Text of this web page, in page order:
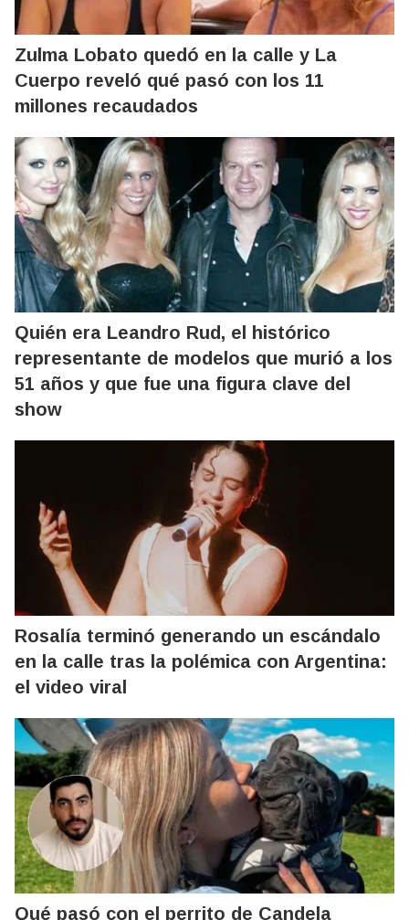
Zulma Lobato quedó en la calle y La
Cuerpo reveló qué pasó con los 11
millones recaudados
Quién era Leandro Rud, el histórico
representante de modelos que murió a los
51 años y que fue una figura clave del
show
Rosalía terminó generando un escándalo
en la calle tras la polémica con Argentina:
el video viral
Qué pasó con el perrito de Candela